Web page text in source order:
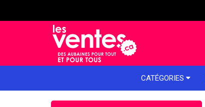
CATÉGORIES